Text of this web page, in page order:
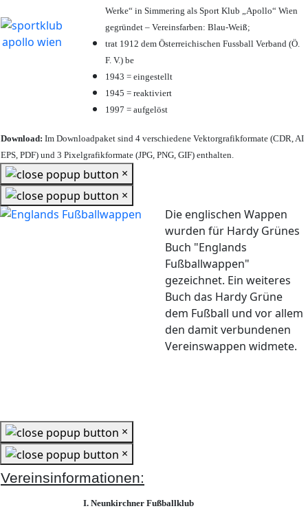
Werke“ in Simmering als Sport Klub „Apollo“ Wien
gegründet – Vereinsfarben: Blau-Weiß;
trat 1912 dem Österreichischen Fussball Verband (Ö.
F. V.) be
1943 = eingestellt
1945 = reaktiviert
1997 = aufgelöst
Download: Im Downloadpaket sind 4 verschiedene Vektorgrafikformate (CDR, AI
EPS, PDF) und 3 Pixelgrafikformate (JPG, PNG, GIF) enthalten.
×
×
Die englischen Wappen
wurden für Hardy Grünes
Buch "Englands
Fußballwappen"
gezeichnet. Ein weiteres
Buch das Hardy Grüne
dem Fußball und vor allem
den damit verbundenen
Vereinswappen widmete.
×
×
Vereinsinformationen:
I. Neunkirchner Fußballklub